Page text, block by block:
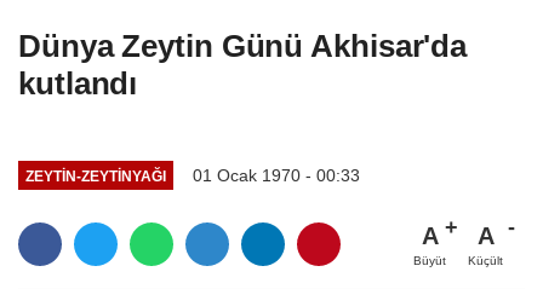
Dünya Zeytin Günü Akhisar'da
kutlandı
ZEYTIN-ZEYTINYAĞI 01 Ocak 1970 - 00:33
A
Büyüt
A
Küçült